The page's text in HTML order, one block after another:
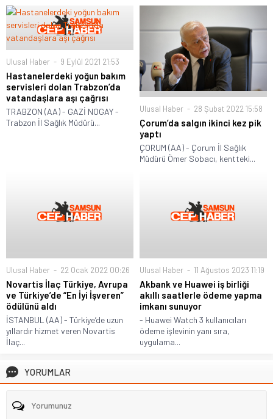
Ulusal Haber 9 Eylül 2021 21:53
Hastanelerdeki yoğun bakım
servisleri dolan Trabzon’da
vatandaşlara aşı çağrısı
TRABZON (AA) - GAZİ NOGAY -
Trabzon İl Sağlık Müdürü...
Ulusal Haber 28 Şubat 2022 15:58
Çorum’da salgın ikinci kez pik
yaptı
ÇORUM (AA) - Çorum İl Sağlık
Müdürü Ömer Sobacı, kentteki...
Ulusal Haber 22 Ocak 2022 00:26
Novartis İlaç Türkiye, Avrupa
ve Türkiye’de “En İyi İşveren”
ödülünü aldı
İSTANBUL (AA) - Türkiye’de uzun
yıllardır hizmet veren Novartis
İlaç...
Ulusal Haber 11 Ağustos 2023 11:19
Akbank ve Huawei iş birliği
akıllı saatlerle ödeme yapma
imkanı sunuyor
- Huawei Watch 3 kullanıcıları
ödeme işlevinin yanı sıra,
uygulama...
YORUMLAR